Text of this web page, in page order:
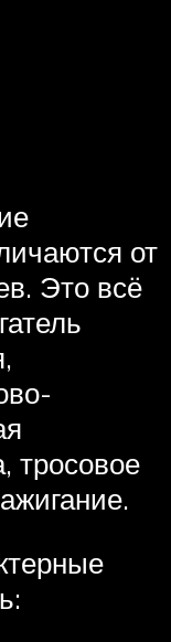
от
Это всё
тросовое